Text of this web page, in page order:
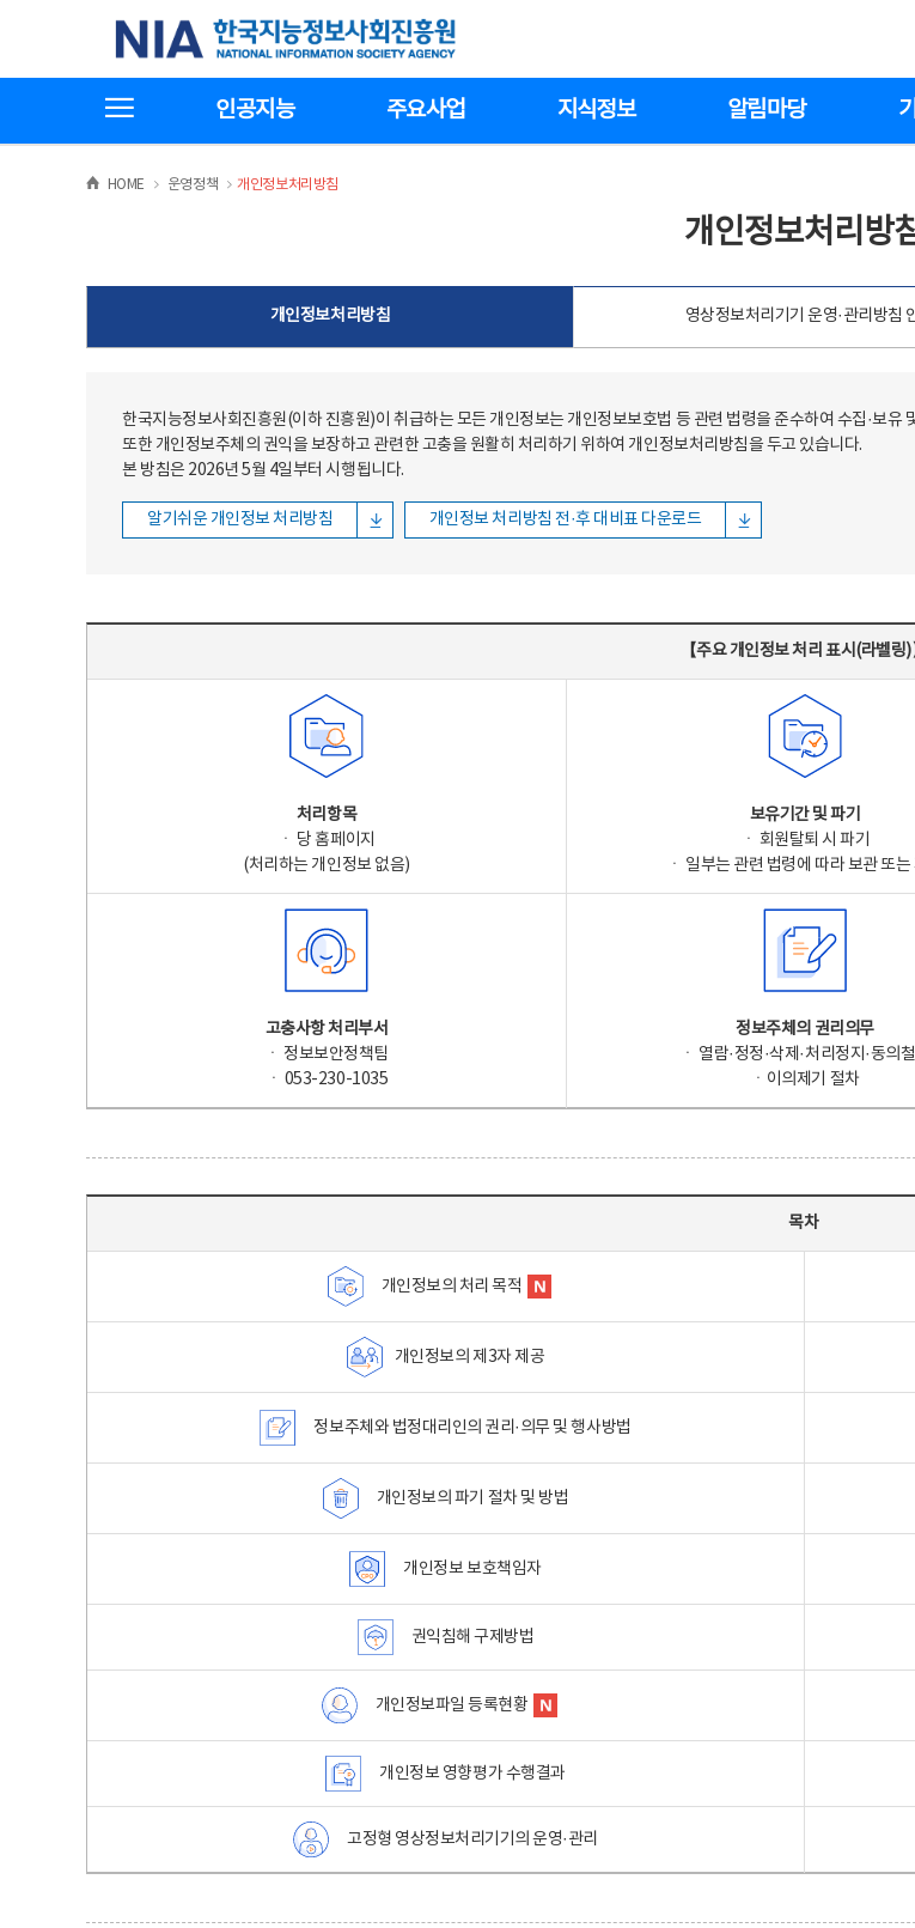
한국지능정보사회진흥원
인공지능 주요사업 지식정보 알림마당
HOME >운영정책 >
개인정보처리방침
개인정보처리방
개인정보처리방침 영상정보처리기기 운영·관리방침
한국지능정보사회진흥원(이하 진흥원)이 취급하는 모든 개인정보는 개인정보보호법 등 관련 법령을 준수하여 수집·보유
또한 개인정보주체의 권익을 보장하고 관련한 고충을 원활히 처리하기 위하여 개인정보처리방침을 두고 있습니다.
본 방침은 2026년 5월 4일부터 시행됩니다.
알기쉬운 개인정보 처리방침 개인정보 처리방침 전·후 대비표 다운로드
【주요 개인정보 처리 표시(라벨링)
처리항목
ㆍ 당 홈페이지
(처리하는 개인정보 없음)
보유기간 및 파기
ㆍ 회원탈퇴 시 파기
ㆍ 일부는 관련 법령에 따라 보관 또는
고충사항 처리부서
ㆍ 정보보안정책팀
ㆍ 053-230-1035
정보주체의 권리의무
ㆍ 열람·정정·삭제·처리정지·동의
ㆍ이의제기 절차
목차
개인정보의 처리 목적
개인정보의 제3자 제공
정보주체와 법정대리인의 권리·의무 및 행사방법
개인정보의 파기 절차 및 방법
개인정보 보호책임자
권익침해 구제방법
개인정보파일 등록현황
개인정보 영향평가 수행결과
고정형 영상정보처리기기의 운영·관리